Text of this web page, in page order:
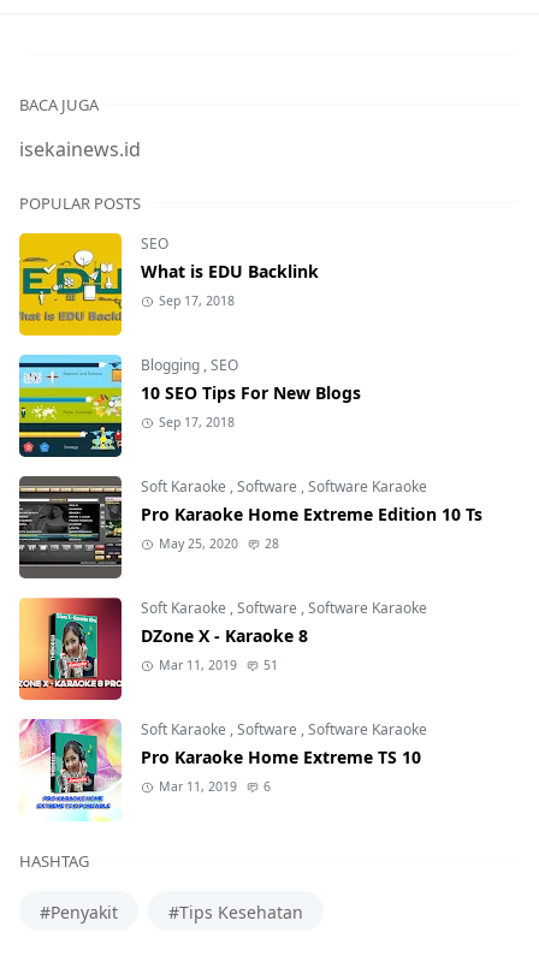
BACA JUGA
isekainews.id
POPULAR POSTS
SEO
What is EDU Backlink
Sep 17, 2018
Blogging,SEO
10 SEO Tips For New Blogs
Sep 17, 2018
Soft Karaoke ,Software ,Software Karaoke
Pro Karaoke Home Extreme Edition 10 Ts
May 25, 2020 28
Soft Karaoke ,Software ,Software Karaoke
DZone X - Karaoke 8
Mar 11, 2019 51
Soft Karaoke ,Software ,Software Karaoke
Pro Karaoke Home Extreme TS 10
Mar 11, 2019 6
HASHTAG
#Penyakit #Tips Kesehatan